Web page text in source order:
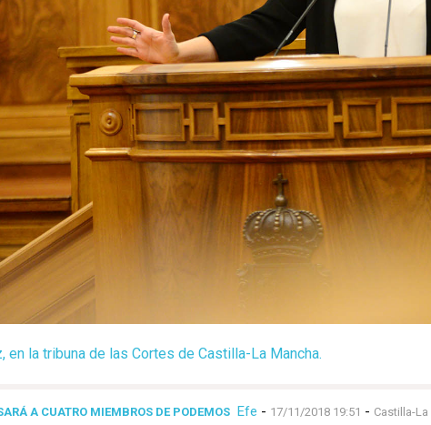
en la tribuna de las Cortes de Castilla-La Mancha.
A CUATRO MIEMBROS DE PODEMOS Efe - 17/11/2018 19:51 - Castilla-